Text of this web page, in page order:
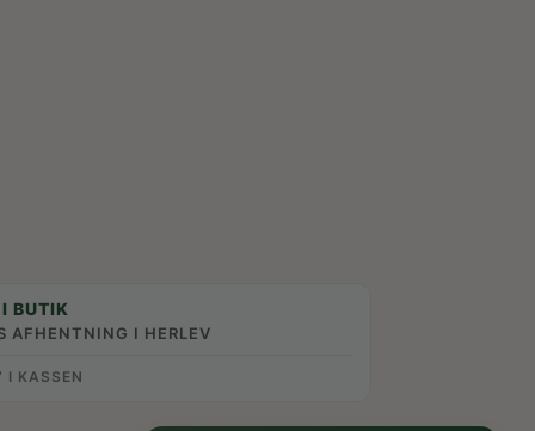
BUTIK
AFHENTNING I HERLEV
I KASSEN